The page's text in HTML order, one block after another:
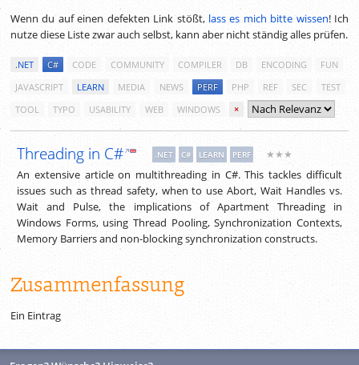
Wenn du auf einen defekten Link stößt, lass es mich bitte wissen! Ich
nutze diese Liste zwar auch selbst, kann aber nicht ständig alles prüfen.
.NET C# CODE COMMUNITY COMPILER DB ENCODING
FUN
JAVASCRIPT
LEARN MEDIA NEWS PERF PHP REF SEC
TEST
TOOL
TYPO USABILITY WEB WINDOWS ×
Threading in C# .NET C# LEARN PERF ★★★
An extensive article on multithreading in C#. This tackles difficult
issues such as thread safety, when to use Abort, Wait Handles vs.
Wait and Pulse, the implications of Apartment Threading in
Windows Forms, using Thread Pooling, Synchronization Contexts,
Memory Barriers and non-blocking synchronization constructs.
Zusammenfassung
Ein Eintrag